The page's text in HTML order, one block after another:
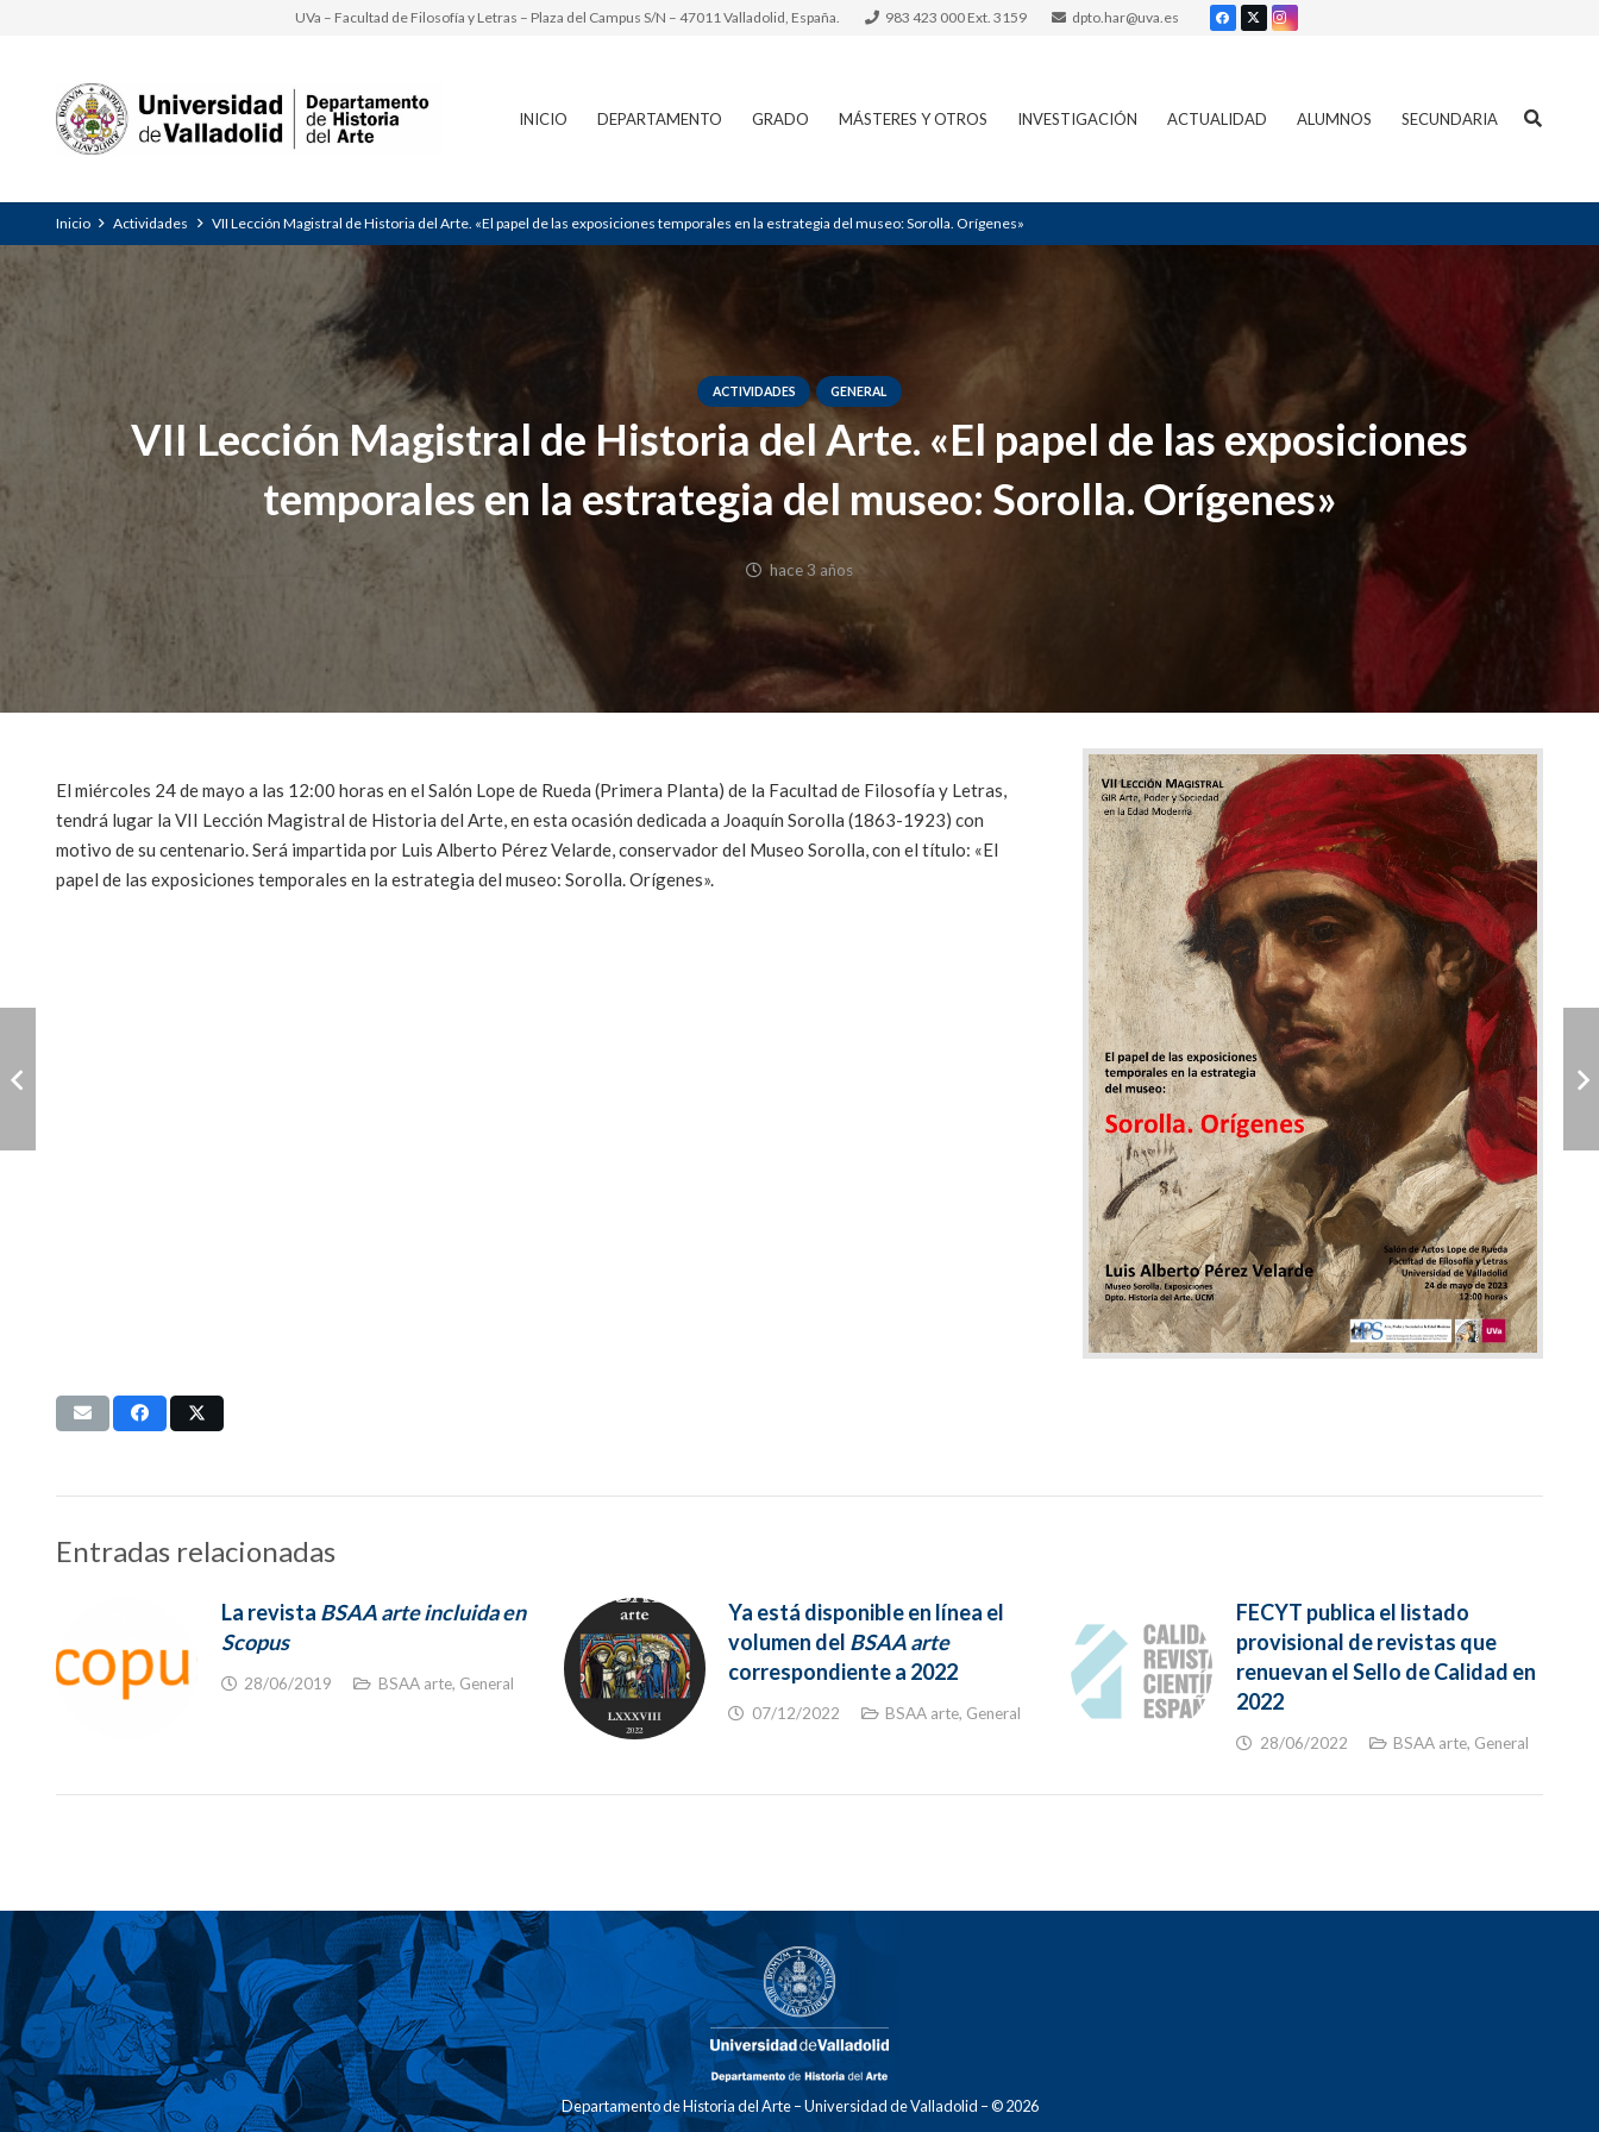
UVa – Facultad de Filosofía y Letras – Plaza del Campus S/N – 47011 Valladolid, España. 983 423 000 Ext. 3159 dpto.har@uva.es
INICIO DEPARTAMENTO GRADO MÁSTERES Y OTROS INVESTIGACIÓN ACTUALIDAD ALUMNOS SECUNDARIA
Inicio Actividades VII Lección Magistral de Historia del Arte. «El papel de las exposiciones temporales en la estrategia del museo: Sorolla. Orígenes»
ACTIVIDADES GENERAL
VII Lección Magistral de Historia del Arte. «El papel de las exposiciones
temporales en la estrategia del museo: Sorolla. Orígenes»
hace 3 años
El miércoles 24 de mayo a las 12:00 horas en el Salón Lope de Rueda (Primera Planta) de la Facultad de Filosofía y Letras,
tendrá lugar la VII Lección Magistral de Historia del Arte, en esta ocasión dedicada a Joaquín Sorolla (1863-1923) con
motivo de su centenario. Será impartida por Luis Alberto Pérez Velarde, conservador del Museo Sorolla, con el título: «El
papel de las exposiciones temporales en la estrategia del museo: Sorolla. Orígenes».
Entradas relacionadas
La revista BSAA arte incluida en
Scopus
28/06/2019 BSAA arte, General
Ya está disponible en línea el
volumen del BSAA arte
correspondiente a 2022
07/12/2022 BSAA arte, General
FECYT publica el listado
provisional de revistas que
renuevan el Sello de Calidad en
2022
28/06/2022 BSAA arte, General
Departamento de Historia del Arte – Universidad de Valladolid – © 2026